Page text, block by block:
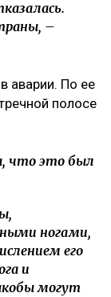
–
аварии. По ее
полосе
что это был
ногами,
его
и
могут